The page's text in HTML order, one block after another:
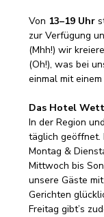
Von 13–19 Uhr
zur Verfügung
(Mhh!) wir
(Oh!), was bei
einmal mit
Das Hotel
In der Region
täglich geöffnet.
Montag &
Mittwoch bis
unsere Gäste
Gerichten
Freitag gibt’s